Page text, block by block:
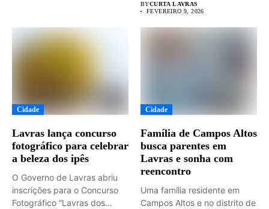
BYCURTA LAVRAS
FEVEREIRO 9, 2026
Cidade
Lavras lança concurso
fotográfico para celebrar
a beleza dos ipês
O Governo de Lavras abriu
inscrições para o Concurso
Fotográfico “Lavras dos...
Cidade
Família de Campos Altos
busca parentes em
Lavras e sonha com
reencontro
Uma família residente em
Campos Altos e no distrito de